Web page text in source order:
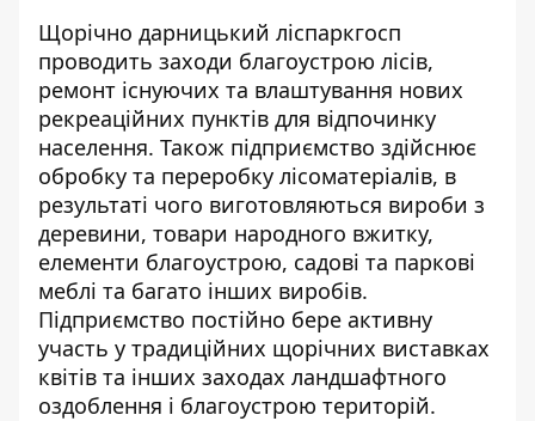
Щорічно дарницький ліспаркгосп
проводить заходи благоустрою лісів,
ремонт існуючих та влаштування нових
рекреаційних пунктів для відпочинку
населення. Також підприємство здійснює
обробку та переробку лісоматеріалів, в
результаті чого виготовляються вироби з
деревини, товари народного вжитку,
елементи благоустрою, садові та паркові
меблі та багато інших виробів.
Підприємство постійно бере активну
участь у традиційних щорічних виставках
квітів та інших заходах ландшафтного
оздоблення і благоустрою територій.